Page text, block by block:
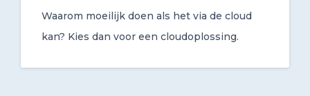
Waarom moeilijk doen als het via de cloud
kan? Kies dan voor een cloudoplossing.